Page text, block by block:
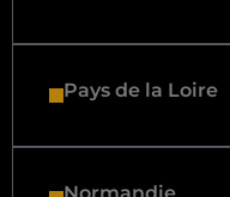
Pays de la Loire